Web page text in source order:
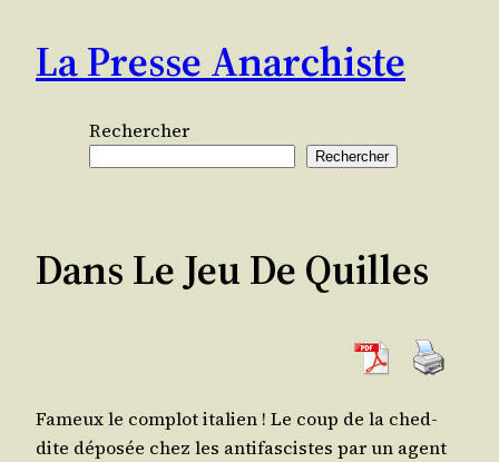
contenu
La Presse Anarchiste
Rechercher
Rechercher
Dans Le Jeu De Quilles
Fameux le com­plot ita­lien ! Le coup de la ched­
dite dépo­sée chez les anti­fas­cistes par un agent